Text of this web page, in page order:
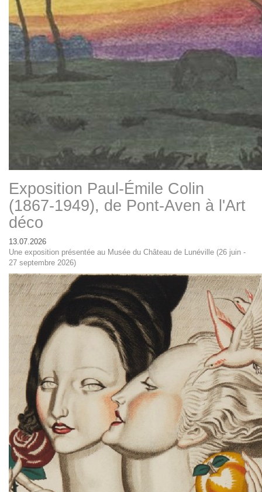
Exposition Paul-Émile Colin
(1867-1949), de Pont-Aven à l'Art
déco
13.07.2026
Une exposition présentée au Musée du Château de Lunéville (26 juin -
27 septembre 2026)